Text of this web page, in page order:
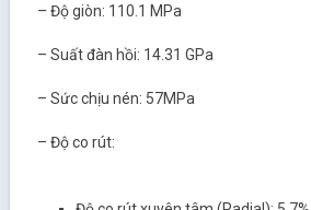
– Độ giòn: 110.1 MPa
– Suất đàn hồi: 14.31 GPa
– Sức chịu nén: 57MPa
– Độ co rút: